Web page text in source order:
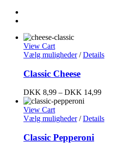
View Cart
Vælg muligheder/ Details
Classic Cheese
DKK 8,99 – DKK 14,99
View Cart
Vælg muligheder/ Details
Classic Pepperoni